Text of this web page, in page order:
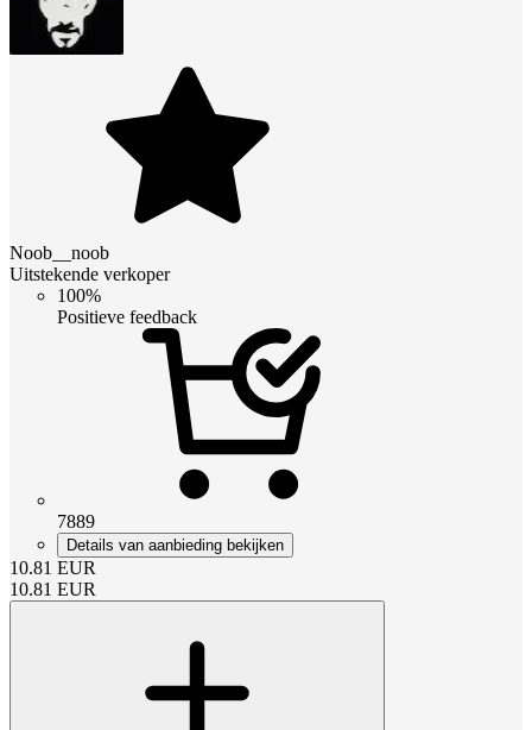
Noob__noob
Uitstekende verkoper
100%
Positieve feedback
7889
Details van aanbieding bekijken
10.81 EUR
10.81 EUR